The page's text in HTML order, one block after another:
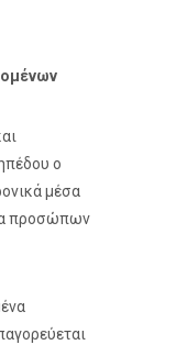
ο
μέσα
προσώπων